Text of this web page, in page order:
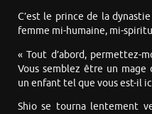
C’est le prince de la
femme mi-humaine, mi-
« Tout d’abord, permettez-
Vous semblez être un mage
un enfant tel que vous est-il
Shio se tourna lentement